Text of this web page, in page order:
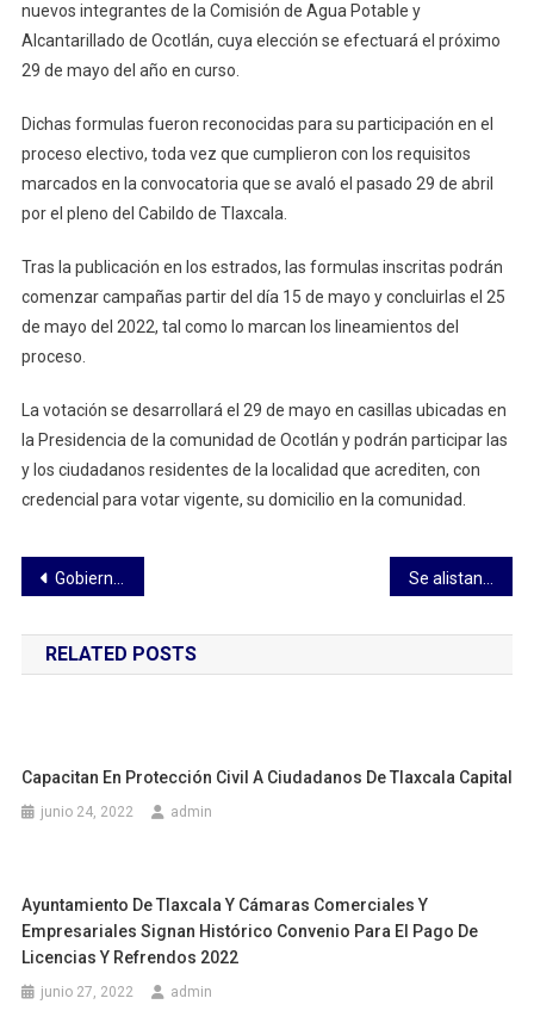
La
CAPAO,
Capital
nuevos integrantes de la Comisión de Agua Potable y
Alcantarillado de Ocotlán, cuya elección se efectuará el próximo
29 de mayo del año en curso.
Dichas formulas fueron reconocidas para su participación en el
proceso electivo, toda vez que cumplieron con los requisitos
marcados en la convocatoria que se avaló el pasado 29 de abril
por el pleno del Cabildo de Tlaxcala.
Tras la publicación en los estrados, las formulas inscritas podrán
comenzar campañas partir del día 15 de mayo y concluirlas el 25
de mayo del 2022, tal como lo marcan los lineamientos del
proceso.
La votación se desarrollará el 29 de mayo en casillas ubicadas en
la Presidencia de la comunidad de Ocotlán y podrán participar las
y los ciudadanos residentes de la localidad que acrediten, con
credencial para votar vigente, su domicilio en la comunidad.
Navegación
de
entradas
Gobierno de Zacatlán firma convenio de colaboración con la FGR Se alistan en Tetla para temporada de lluvias
RELATED POSTS
Capacitan En Protección Civil A Ciudadanos De Tlaxcala Capital
junio 24, 2022 admin
Ayuntamiento De Tlaxcala Y Cámaras Comerciales Y
Empresariales Signan Histórico Convenio Para El Pago De
Licencias Y Refrendos 2022
junio 27, 2022 admin